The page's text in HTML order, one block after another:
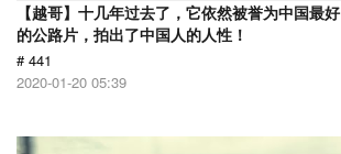
【越哥】十几年过去了，它依然被誉为中国最好
的公路片，拍出了中国人的人性！
# 441
2020-01-20 05:39